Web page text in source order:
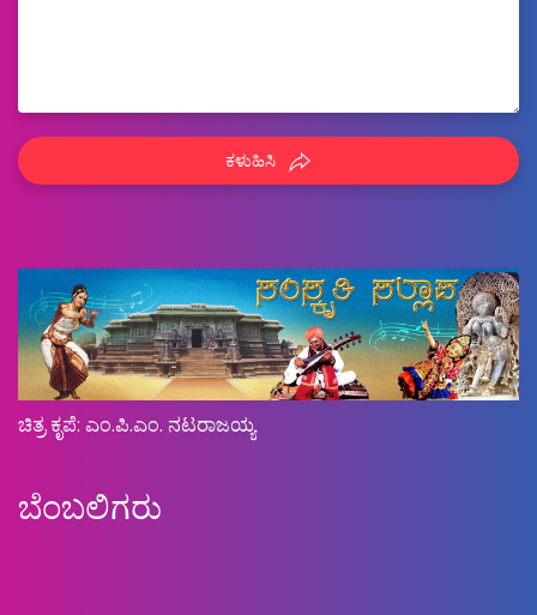
ಕಳುಹಿಸಿ
ಚಿತ್ರ ಕೃಪೆ: ಎಂ.ಪಿ.ಎಂ. ನಟರಾಜಯ್ಯ
ಬೆಂಬಲಿಗರು